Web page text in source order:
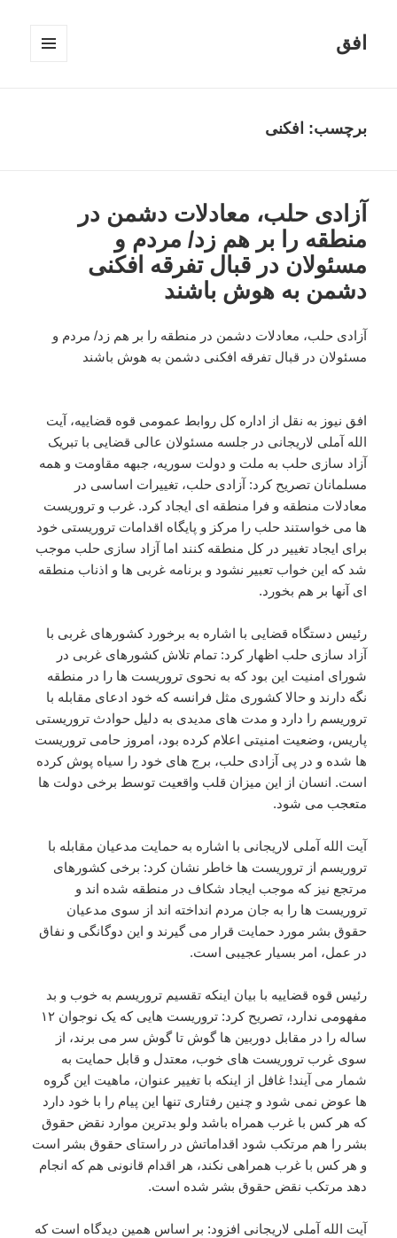
افق
برچسب: افکنی
آزادی حلب، معادلات دشمن در
منطقه را بر هم زد/ مردم و
مسئولان در قبال تفرقه افکنی
دشمن به هوش باشند
آزادی حلب، معادلات دشمن در منطقه را بر هم زد/ مردم و
مسئولان در قبال تفرقه افکنی دشمن به هوش باشند
افق نیوز به نقل از اداره کل روابط عمومی قوه قضاییه، آیت
الله آملی لاریجانی در جلسه مسئولان عالی قضایی با تبریک
آزاد سازی حلب به ملت و دولت سوریه، جبهه مقاومت و همه
مسلمانان تصریح کرد: آزادی حلب، تغییرات اساسی در
معادلات منطقه و فرا منطقه ای ایجاد کرد. غرب و تروریست
ها می خواستند حلب را مرکز و پایگاه اقدامات تروریستی خود
برای ایجاد تغییر در کل منطقه کنند اما آزاد سازی حلب موجب
شد که این خواب تعبیر نشود و برنامه غربی ها و اذناب منطقه
ای آنها بر هم بخورد.
رئیس دستگاه قضایی با اشاره به برخورد کشورهای غربی با
آزاد سازی حلب اظهار کرد: تمام تلاش کشورهای غربی در
شورای امنیت این بود که به نحوی تروریست ها را در منطقه
نگه دارند و حالا کشوری مثل فرانسه که خود ادعای مقابله با
تروریسم را دارد و مدت های مدیدی به دلیل حوادث تروریستی
پاریس، وضعیت امنیتی اعلام کرده بود، امروز حامی تروریست
ها شده و در پی آزادی حلب، برج های خود را سیاه پوش کرده
است. انسان از این میزان قلب واقعیت توسط برخی دولت ها
متعجب می شود.
آیت الله آملی لاریجانی با اشاره به حمایت مدعیان مقابله با
تروریسم از تروریست ها خاطر نشان کرد: برخی کشورهای
مرتجع نیز که موجب ایجاد شکاف در منطقه شده اند و
تروریست ها را به جان مردم انداخته اند از سوی مدعیان
حقوق بشر مورد حمایت قرار می گیرند و این دوگانگی و نفاق
در عمل، امر بسیار عجیبی است.
رئیس قوه قضاییه با بیان اینکه تقسیم تروریسم به خوب و بد
مفهومی ندارد، تصریح کرد: تروریست هایی که یک نوجوان ۱۲
ساله را در مقابل دوربین ها گوش تا گوش سر می برند، از
سوی غرب تروریست های خوب، معتدل و قابل حمایت به
شمار می آیند! غافل از اینکه با تغییر عنوان، ماهیت این گروه
ها عوض نمی شود و چنین رفتاری تنها این پیام را با خود دارد
که هر کس با غرب همراه باشد ولو بدترین موارد نقض حقوق
بشر را هم مرتکب شود اقداماتش در راستای حقوق بشر است
و هر کس با غرب همراهی نکند، هر اقدام قانونی هم که انجام
دهد مرتکب نقض حقوق بشر شده است.
آیت الله آملی لاریجانی افزود: بر اساس همین دیدگاه است که